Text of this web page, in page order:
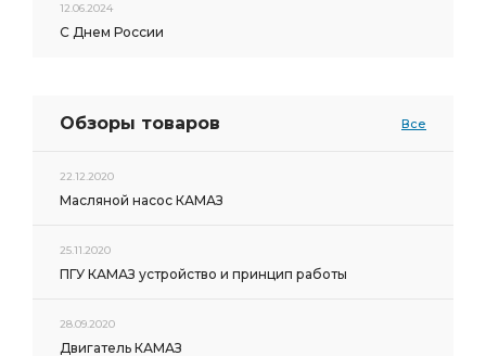
12.06.2024
С Днем России
Обзоры товаров Все
22.12.2020
Масляной насос КАМАЗ
25.11.2020
ПГУ КАМАЗ устройство и принцип работы
28.09.2020
Двигатель КАМАЗ